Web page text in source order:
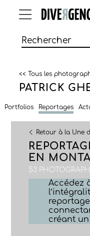
<< Tous les
PATRICK
Portfolios Reportages
Retour à la Une
EN
53
Accédez
créant